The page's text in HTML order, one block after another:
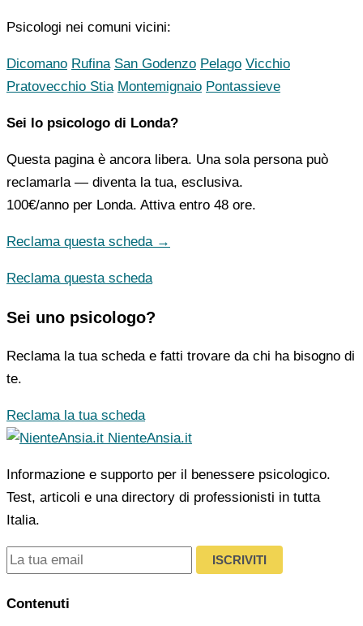
Psicologi nei comuni vicini:
Dicomano Rufina San Godenzo Pelago Vicchio
Pratovecchio Stia Montemignaio Pontassieve
Sei lo psicologo di Londa?
Questa pagina è ancora libera. Una sola persona può
reclamarla — diventa la tua, esclusiva.
100€/anno per Londa. Attiva entro 48 ore.
Reclama questa scheda →
Reclama questa scheda
Sei uno psicologo?
Reclama la tua scheda e fatti trovare da chi ha bisogno di
te.
Reclama la tua scheda
NienteAnsia.it
Informazione e supporto per il benessere psicologico.
Test, articoli e una directory di professionisti in tutta
Italia.
ISCRIVITI
Contenuti